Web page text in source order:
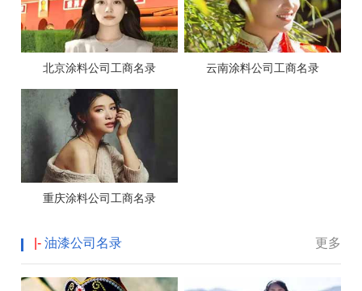
北京涂料公司工商名录 云南涂料公司工商名录
重庆涂料公司工商名录
更多
|- 油漆公司名录